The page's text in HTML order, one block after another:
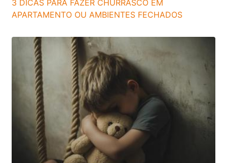
3 DICAS PARA FAZER CHURRASCO EM
APARTAMENTO OU AMBIENTES FECHADOS